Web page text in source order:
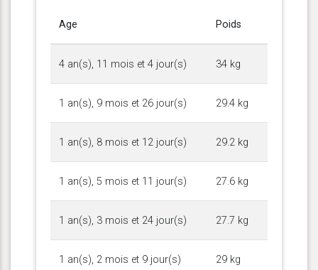
Age Poids
4 an(s), 11 mois et 4 jour(s) 34 kg
1 an(s), 9 mois et 26 jour(s) 29.4 kg
1 an(s), 8 mois et 12 jour(s) 29.2 kg
1 an(s), 5 mois et 11 jour(s) 27.6 kg
1 an(s), 3 mois et 24 jour(s) 27.7 kg
1 an(s), 2 mois et 9 jour(s) 29 kg